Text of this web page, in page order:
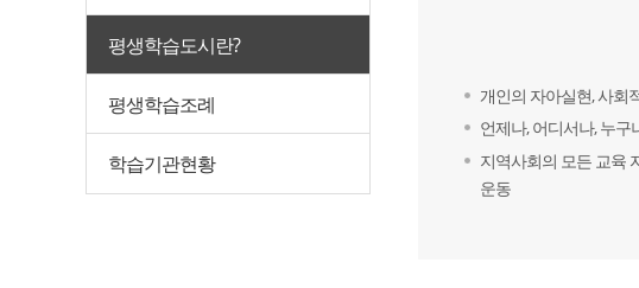
평생학습도시란?
평생학습조례
학습기관현황
개인의 자아실현, 사회
언제나, 어디서나, 누
지역사회의 모든 교육
운동